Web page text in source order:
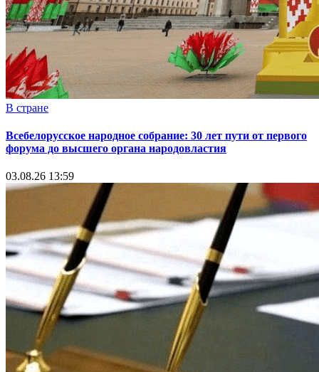
В стране
Всебелорусское народное собрание: 30 лет пути от первого
форума до высшего органа народовластия
03.08.26 13:59